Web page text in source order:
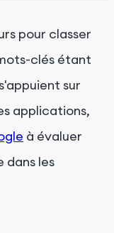
pour classer
clés étant
sur
applications,
à évaluer
dans les